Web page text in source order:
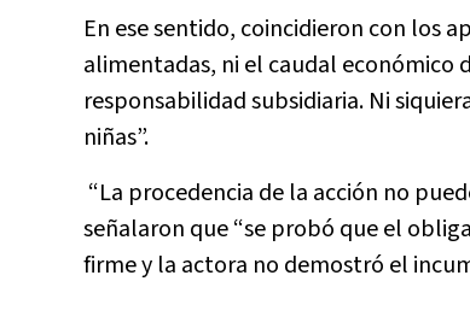
En ese sentido, coincidieron con los
alimentadas, ni el caudal económico
responsabilidad subsidiaria. Ni
niñas”.
“La procedencia de la acción no
señalaron que “se probó que el
firme y la actora no demostró el